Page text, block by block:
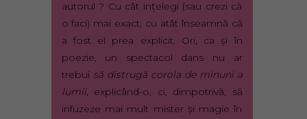
autorul ? Cu cât inţelegi (sau crezi că
o faci) mai exact, cu atât înseamnă că
a fost el prea explicit. Ori, ca şi în
poezie, un spectacol dans nu ar
trebui să distrugă corola de minuni a
lumii, explicând-o, ci, dimpotrivă, să
infuzeze mai mult mister şi magie în